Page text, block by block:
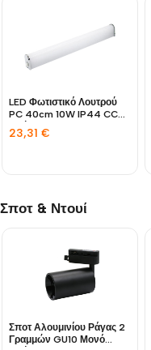
LED Φωτιστικό Λουτρού
PC 40cm 10W IP44 CCT
Χρώμιο
23,31 €
Σποτ & Ντουί
Σποτ Αλουμινίου Ράγας 2
Γραμμών GU10 Μονό